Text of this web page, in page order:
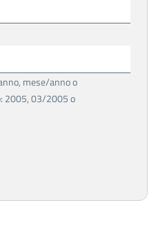
mese/anno o
2005, 03/2005 o